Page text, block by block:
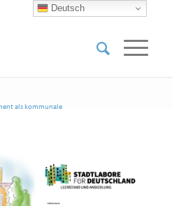
als kommunale
Deutsch